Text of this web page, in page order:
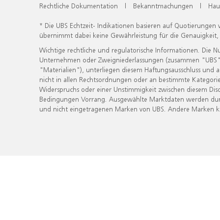
Rechtliche Dokumentation | Bekanntmachungen |
* Die UBS Echtzeit- Indikationen basieren auf
übernimmt dabei keine Gewährleistung für die
Wichtige rechtliche und regulatorische Informationen. Die
Unternehmen oder Zweigniederlassungen (zusammen
"Materialien"), unterliegen diesem Haftungsausschluss
nicht in allen Rechtsordnungen oder an bestimmte
Widerspruchs oder einer Unstimmigkeit zwischen diesem
Bedingungen Vorrang. Ausgewählte Marktdaten werden
und nicht eingetragenen Marken von UBS. Andere Marken